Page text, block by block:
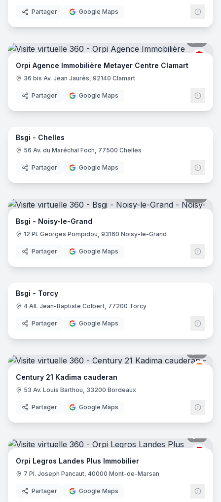
Partager Google Maps
ORPI
Orpi Agence Immobilière Metayer Centre Clamart
36 bis Av. Jean Jaurès, 92140 Clamart
Partager Google Maps
11
Bsgi - Chelles
56 Av. du Maréchal Foch, 77500 Chelles
Partager Google Maps
Bsgi - Noisy-le-Grand
12 Pl. Georges Pompidou, 93160 Noisy-le-Grand
Partager Google Maps
7
Bsgi - Torcy
4 All. Jean-Baptiste Colbert, 77200 Torcy
Partager Google Maps
Century 21 Kadima cauderan
53 Av. Louis Barthou, 33200 Bordeaux
Partager Google Maps
ORPI
Orpi Legros Landes Plus Immobilier
7 Pl. Joseph Pancaut, 40000 Mont-de-Marsan
Partager Google Maps